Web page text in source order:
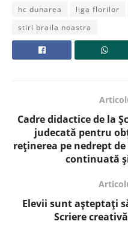
hc dunarea liga florilor
stiri braila noastra
Cadre didactice de la
judecată pentru
reținerea pe nedrept
continuată
Elevii sunt așteptați
Scriere